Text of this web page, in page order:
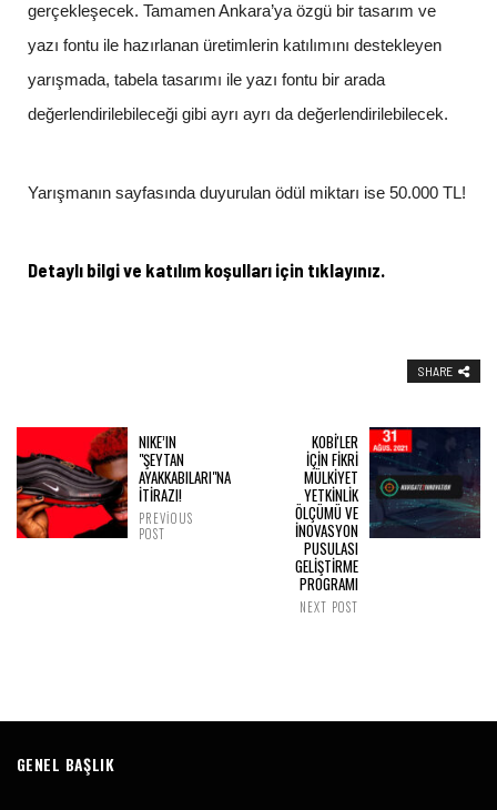
gerçekleşecek. Tamamen Ankara’ya özgü bir tasarım ve
yazı fontu ile hazırlanan üretimlerin katılımını destekleyen
yarışmada, tabela tasarımı ile yazı fontu bir arada
değerlendirilebileceği gibi ayrı ayrı da değerlendirilebilecek.
Yarışmanın sayfasında duyurulan ödül miktarı ise 50.000 TL!
Detaylı bilgi ve katılım koşulları için tıklayınız.
SHARE
NIKE’IN
"ŞEYTAN
AYAKKABILARI"NA
İTİRAZI!
PREVIOUS
POST
KOBİ'LER
İÇIN FIKRI
MÜLKIYET
YETKINLIK
ÖLÇÜMÜ VE
İNOVASYON
PUSULASI
GELIŞTIRME
PROGRAMI
NEXT POST
GENEL BAŞLIK